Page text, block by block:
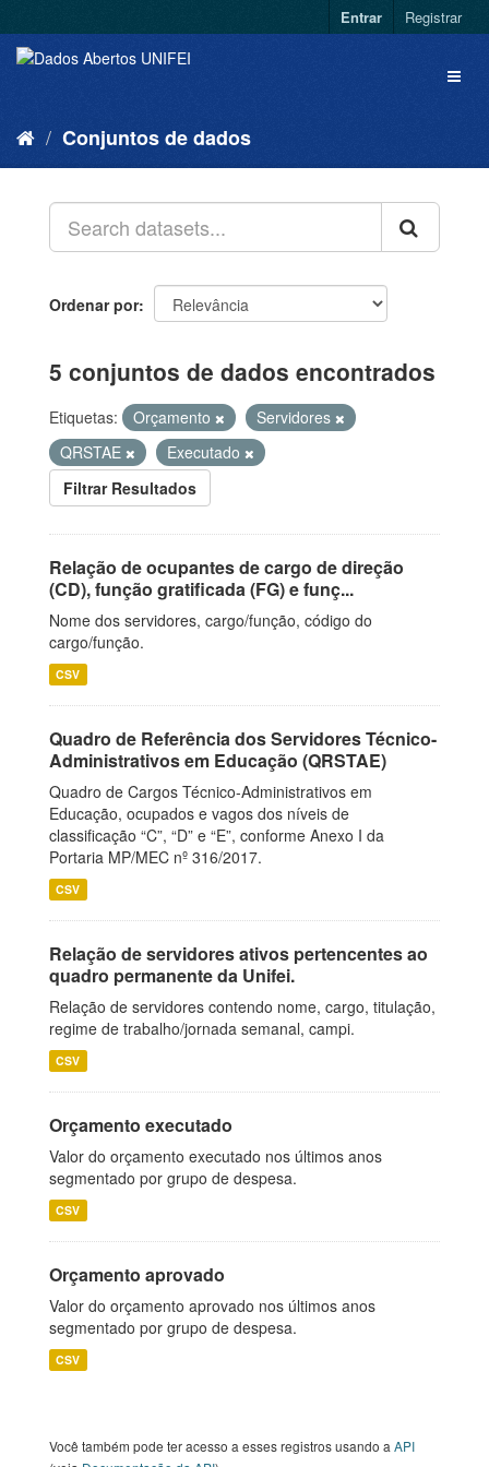
Entrar Registrar
Conjuntos de dados
Ordenar por
5 conjuntos de dados encontrados
Etiquetas: Orçamento
Servidores
QRSTAE
Executado
Filtrar Resultados
Relação de ocupantes de cargo de direção
(CD), função gratificada (FG) e funç...
Nome dos servidores, cargo/função, código do
cargo/função.
CSV
Quadro de Referência dos Servidores Técnico-
Administrativos em Educação (QRSTAE)
Quadro de Cargos Técnico-Administrativos em
Educação, ocupados e vagos dos níveis de
classificação “C”, “D” e “E”, conforme Anexo I da
Portaria MP/MEC nº 316/2017.
CSV
Relação de servidores ativos pertencentes ao
quadro permanente da Unifei.
Relação de servidores contendo nome, cargo, titulação,
regime de trabalho/jornada semanal, campi.
CSV
Orçamento executado
Valor do orçamento executado nos últimos anos
segmentado por grupo de despesa.
CSV
Orçamento aprovado
Valor do orçamento aprovado nos últimos anos
segmentado por grupo de despesa.
CSV
Você também pode ter acesso a esses registros usando a API